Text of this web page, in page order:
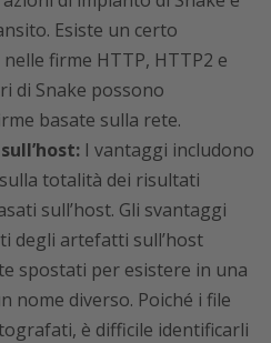
Esiste un certo
firme HTTP, HTTP2 e
di Snake possono
basate sulla rete.
I vantaggi includono
totalità dei risultati
sull’host. Gli svantaggi
degli artefatti sull’host
spostati per esistere in una
nome diverso. Poiché i file
è difficile identificarli